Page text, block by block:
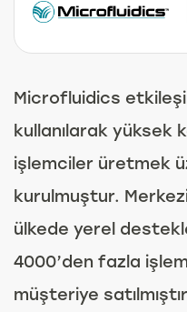
Microfluidics
kullanılarak yüksek
işlemciler üretmek
kurulmuştur.
ülkede yerel
4000’den fazla
müşteriye